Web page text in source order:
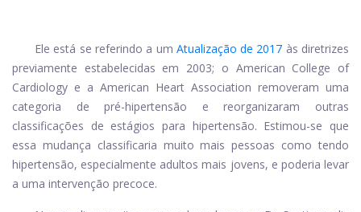
Ele está se referindo a um Atualização de 2017 às diretrizes
previamente estabelecidas em 2003; o American College of
Cardiology e a American Heart Association removeram uma
categoria de pré-hipertensão e reorganizaram outras
classificações de estágios para hipertensão. Estimou-se que
essa mudança classificaria muito mais pessoas como tendo
hipertensão, especialmente adultos mais jovens, e poderia levar
a uma intervenção precoce.